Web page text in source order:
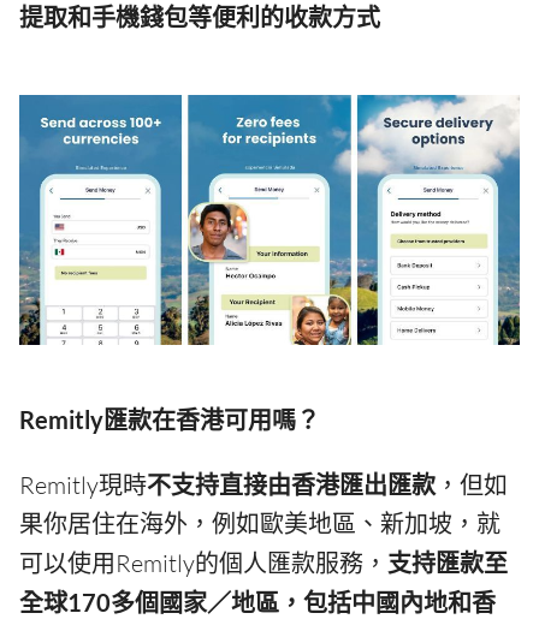
提取和手機錢包等便利的收款方式
Remitly匯款在香港可用嗎？
Remitly現時不支持直接由香港匯出匯款 ，但如
果你居住在海外，例如歐美地區、新加坡，就
可以使用Remitly的個人匯款服務， 支持匯款至
全球170多個國家／地區，包括中國內地和香